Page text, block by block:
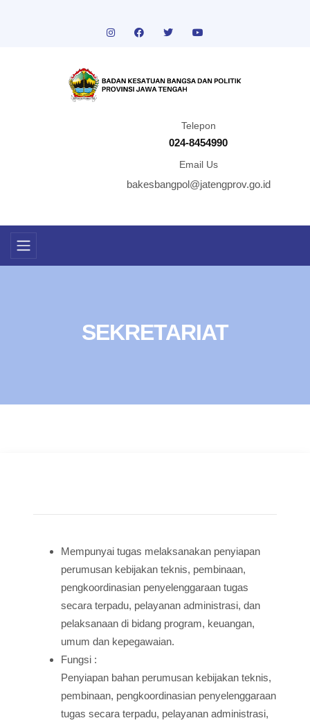
Telepon
024-8454990
Email Us
bakesbangpol@jatengprov.go.id
SEKRETARIAT
Mempunyai tugas melaksanakan penyiapan
perumusan kebijakan teknis, pembinaan,
pengkoordinasian penyelenggaraan tugas
secara terpadu, pelayanan administrasi, dan
pelaksanaan di bidang program, keuangan,
umum dan kepegawaian.
Fungsi :
Penyiapan bahan perumusan kebijakan teknis,
pembinaan, pengkoordinasian penyelenggaraan
tugas secara terpadu, pelayanan administrasi,